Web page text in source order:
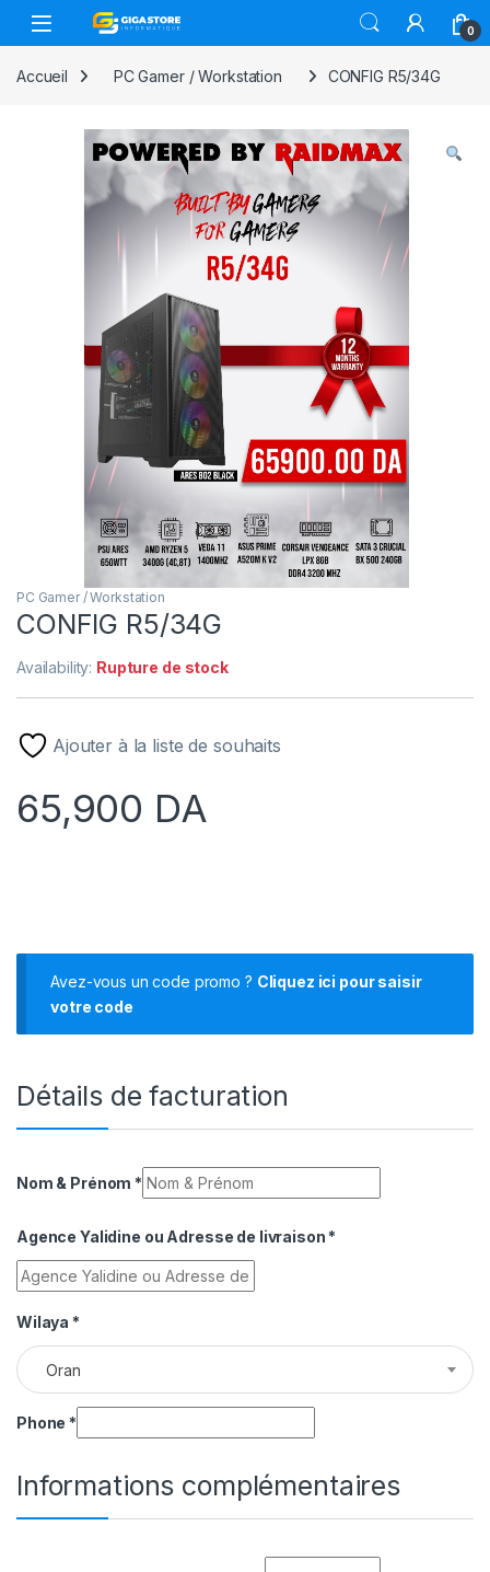
Skip to navigation
Skip to content
0
Accueil PC Gamer / Workstation CONFIG R5/34G
PC Gamer / Workstation
CONFIG R5/34G
Availability: Rupture de stock
Ajouter à la liste de souhaits
65,900 DA
Avez-vous un code promo ? Cliquez ici pour saisir
votre code
Détails de facturation
Nom & Prénom *
Agence Yalidine ou Adresse de livraison *
Wilaya *
Oran
Phone *
Informations complémentaires